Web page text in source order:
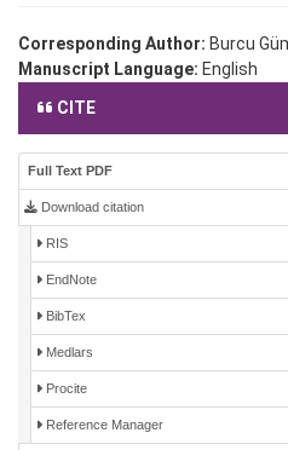
Corresponding Author: Burcu
Manuscript Language: English
CITE
Full Text PDF
Download citation
RIS
EndNote
BibTex
Medlars
Procite
Reference Manager